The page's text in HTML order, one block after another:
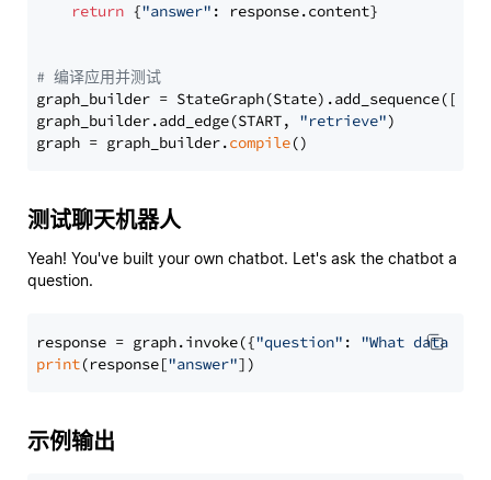
return {"answer" : response.content}
# 编译应用并测试
graph_builder =
graph_builder.add_edge(START, "retrieve")
graph = graph_builder.compile
测试聊天机器人
Yeah! You've built your own chatbot. Let's ask the chatbot a
question.
response = graph.invoke({"question" : "What data
print(response["answer"
示例输出